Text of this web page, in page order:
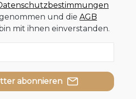
und die AGB
mit ihnen einverstanden.
abonnieren